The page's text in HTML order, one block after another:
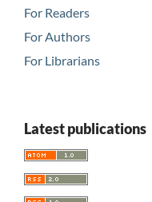
For Readers
For Authors
For Librarians
Latest publications